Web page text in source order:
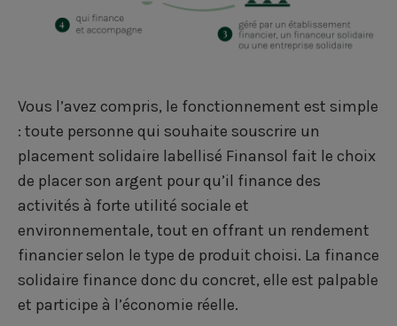
Vous l’avez compris, le fonctionnement est simple
: toute personne qui souhaite souscrire un
placement solidaire labellisé Finansol fait le choix
de placer son argent pour qu’il finance des
activités à forte utilité sociale et
environnementale, tout en offrant un rendement
financier selon le type de produit choisi. La finance
solidaire finance donc du concret, elle est palpable
et participe à l’économie réelle.